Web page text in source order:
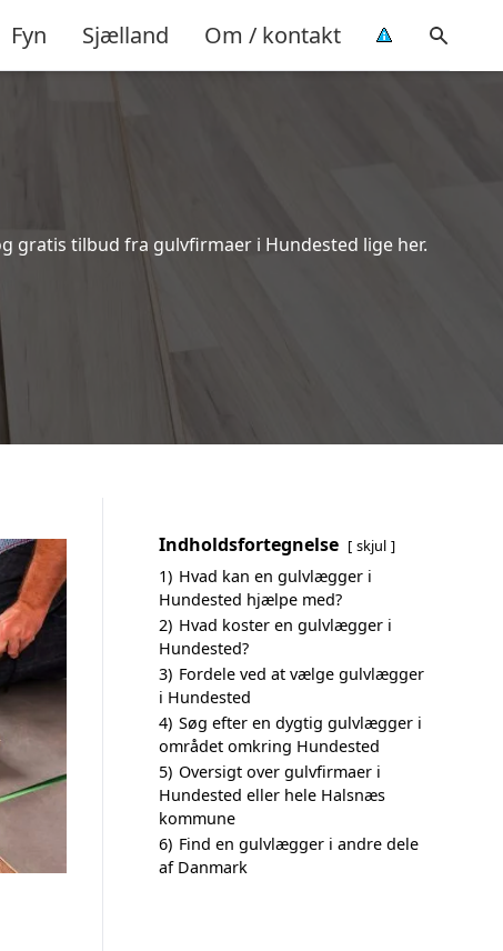
Fyn Sjælland Om / kontakt
gratis tilbud fra gulvfirmaer i Hundested lige her.
Indholdsfortegnelse skjul
1) Hvad kan en gulvlægger i
Hundested hjælpe med?
2) Hvad koster en gulvlægger i
Hundested?
3) Fordele ved at vælge gulvlægger
i Hundested
4) Søg efter en dygtig gulvlægger i
området omkring Hundested
5) Oversigt over gulvfirmaer i
Hundested eller hele Halsnæs
kommune
6) Find en gulvlægger i andre dele
af Danmark